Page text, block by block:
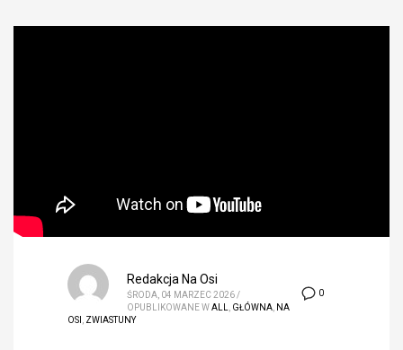
0
Redakcja Na Osi
ŚRODA, 04 MARZEC 2026/
OPUBLIKOWANE WALL, GŁÓWNA, NA
OSI , ZWIASTUNY